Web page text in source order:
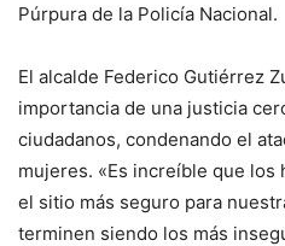
Púrpura de la Policía Nacional.
El alcalde Federico Gutiérrez
importancia de una justicia
ciudadanos, condenando el
mujeres. «Es increíble que
el sitio más seguro para
terminen siendo los más